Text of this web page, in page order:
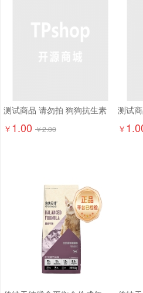
测试商品 请勿拍 狗狗抗生素
￥ 1.00 ￥2.00
测试
￥